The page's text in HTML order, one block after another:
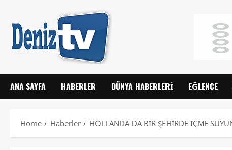
ANA SAYFA HABERLER DÜNYA HABERLERI EĞLENCE
Home Haberler HOLLANDA DA BİR ŞEHİRDE İÇME